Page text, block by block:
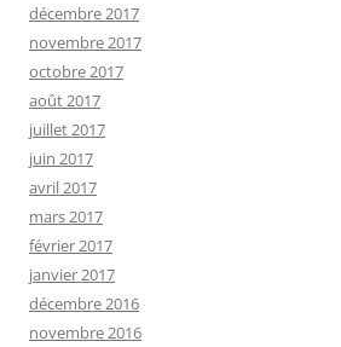
décembre 2017
novembre 2017
octobre 2017
août 2017
juillet 2017
juin 2017
avril 2017
mars 2017
février 2017
janvier 2017
décembre 2016
novembre 2016